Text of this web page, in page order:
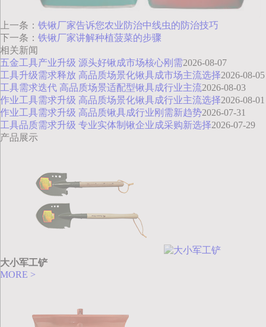
上一条： 铁锹厂家告诉您农业防治中线虫的防治技巧
下一条： 铁锹厂家讲解种植菠菜的步骤
相关新闻
五金工具产业升级 源头好锹成市场核心刚需2026-08-07
工具升级需求释放 高品质场景化锹具成市场主流选择2026-08-05
工具需求迭代 高品质场景适配型锹具成行业主流2026-08-03
作业工具需求升级 高品质场景化锹具成行业主流选择2026-08-01
作业工具需求升级 高品质锹具成行业刚需新趋势2026-07-31
工具品质需求升级 专业实体制锹企业成采购新选择2026-07-29
产品展示
大小军工铲
MORE >